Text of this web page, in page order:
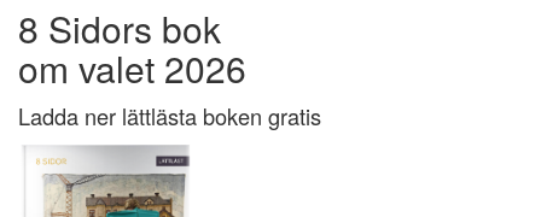
8 Sidors bok
om valet 2026
Ladda ner lättlästa boken gratis